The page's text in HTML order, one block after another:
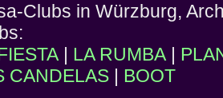
Clubs in Würzburg,
| LA RUMBA |
CANDELAS | BOOT